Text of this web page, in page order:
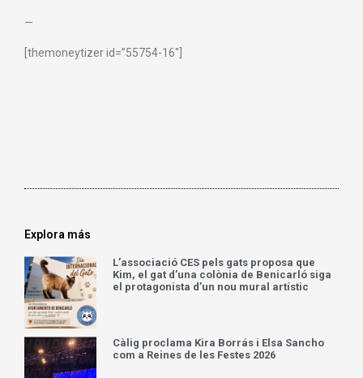
—
[themoneytizer id=”55754-16″]
Explora más
L’associació CES pels gats proposa que
Kim, el gat d’una colònia de Benicarló siga
el protagonista d’un nou mural artístic
Càlig proclama Kira Borrás i Elsa Sancho
com a Reines de les Festes 2026